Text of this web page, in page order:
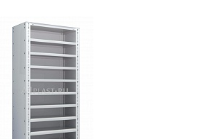
В корзину
Под заказ
15